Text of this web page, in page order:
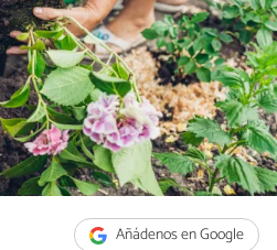
Añádenos en Google